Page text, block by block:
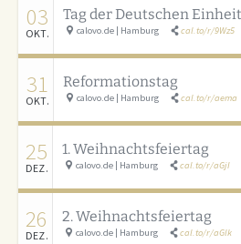
03
OKT.
Tag der Deutschen Einheit
calovo.de | Hamburg cal.to/r/9Wz5
31
OKT.
Reformationstag
calovo.de | Hamburg cal.to/r/aema
25
DEZ.
1. Weihnachtsfeiertag
calovo.de | Hamburg cal.to/r/aGjI
26
DEZ.
2. Weihnachtsfeiertag
calovo.de | Hamburg cal.to/r/aGlk